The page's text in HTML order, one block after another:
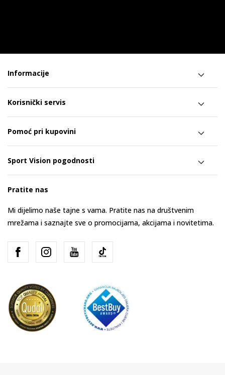
Informacije
Korisnički servis
Pomoć pri kupovini
Sport Vision pogodnosti
Pratite nas
Mi dijelimo naše tajne s vama. Pratite nas na društvenim
mrežama i saznajte sve o promocijama, akcijama i novitetima.